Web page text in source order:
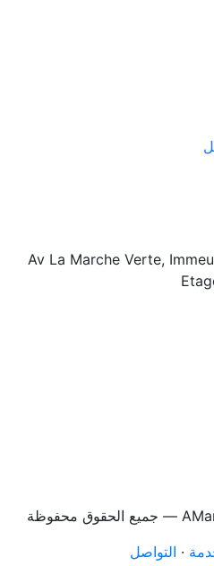
Av La Marche Verte,
· التواصل